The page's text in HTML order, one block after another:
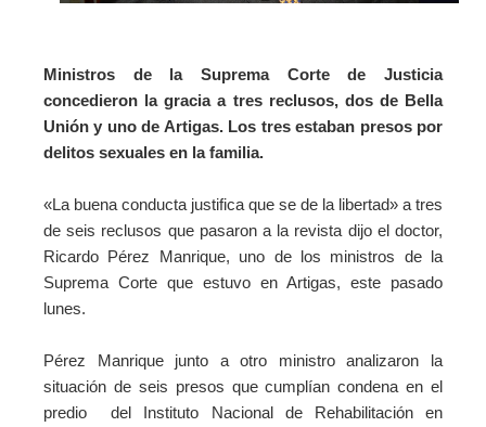
Ministros de la Suprema Corte de Justicia
concedieron la gracia a tres reclusos, dos de Bella
Unión y uno de Artigas. Los tres estaban presos por
delitos sexuales en la familia.
«La buena conducta justifica que se de la libertad» a tres
de seis reclusos que pasaron a la revista dijo el doctor,
Ricardo Pérez Manrique, uno de los ministros de la
Suprema Corte que estuvo en Artigas, este pasado
lunes.
Pérez Manrique junto a otro ministro analizaron la
situación de seis presos que cumplían condena en el
predio del Instituto Nacional de Rehabilitación en